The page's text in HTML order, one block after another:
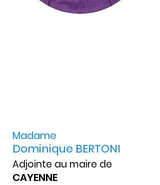
Dominique BERTONI
Madame
Adjointe au maire de
CAYENNE